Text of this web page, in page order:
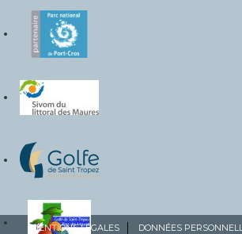
MENTIONS LÉGALES DONNÉES